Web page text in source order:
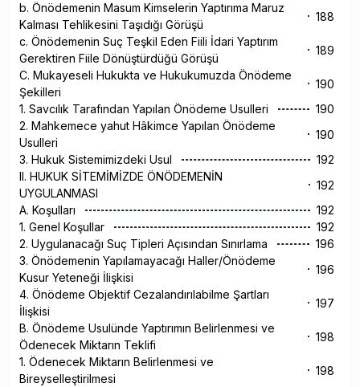
b. Önödemenin Masum Kimselerin Yaptırıma Maruz
Kalması Tehlikesini Taşıdığı Görüşü
188
c. Önödemenin Suç Teşkil Eden Fiili İdari Yaptırım
Gerektiren Fiile Dönüştürdüğü Görüşü
189
C. Mukayeseli Hukukta ve Hukukumuzda Önödeme
Şekilleri
190
1. Savcılık Tarafından Yapılan Önödeme Usulleri
190
2. Mahkemece yahut Hâkimce Yapılan Önödeme
Usulleri
190
3. Hukuk Sistemimizdeki Usul
192
II. HUKUK SİTEMİMİZDE ÖNÖDEMENİN
UYGULANMASI
192
A. Koşulları
192
1. Genel Koşullar
192
2. Uygulanacağı Suç Tipleri Açısından Sınırlama
196
3. Önödemenin Yapılamayacağı Haller/Önödeme
Kusur Yeteneği İlişkisi
196
4. Önödeme Objektif Cezalandırılabilme Şartları
İlişkisi
197
B. Önödeme Usulünde Yaptırımın Belirlenmesi ve
Ödenecek Miktarın Teklifi
198
1. Ödenecek Miktarın Belirlenmesi ve
Bireyselleştirilmesi
198